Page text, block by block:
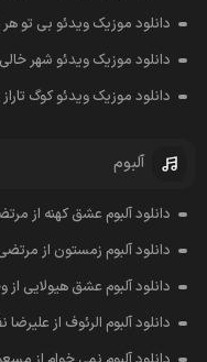
دانلود موزیک ویدئو بی تو
دانلود موزیک ویدئو شهر خالی
دانلود موزیک ویدئو کوگ
آلبوم
دانلود آلبوم عشق کهنه از
دانلود آلبوم زمستون از
دانلود آلبوم عشق هیولایی از
دانلود آلبوم الرئوف از